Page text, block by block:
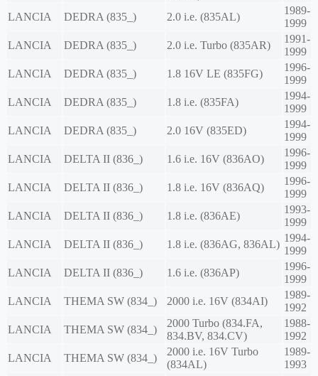
LANCIA
DEDRA (835_) 2.0 i.e. (835AL)
1989-
1999
LANCIA
DEDRA (835_) 2.0 i.e. Turbo (835AR)
1991-
1999
LANCIA
DEDRA (835_) 1.8 16V LE (835FG)
1996-
1999
LANCIA
DEDRA (835_) 1.8 i.e. (835FA)
1994-
1999
LANCIA
DEDRA (835_) 2.0 16V (835ED)
1994-
1999
LANCIA
DELTA II (836_) 1.6 i.e. 16V (836AO)
1996-
1999
LANCIA
DELTA II (836_) 1.8 i.e. 16V (836AQ)
1996-
1999
LANCIA
DELTA II (836_) 1.8 i.e. (836AE)
1993-
1999
LANCIA
DELTA II (836_) 1.8 i.e. (836AG, 836AL)
1994-
1999
LANCIA
DELTA II (836_) 1.6 i.e. (836AP)
1996-
1999
LANCIA
THEMA SW (834_) 2000 i.e. 16V (834AI)
1989-
1992
LANCIA
THEMA SW (834_)
2000 Turbo (834.FA,
834.BV, 834.CV)
1988-
1992
LANCIA
THEMA SW (834_)
2000 i.e. 16V Turbo
(834AL)
1989-
1993